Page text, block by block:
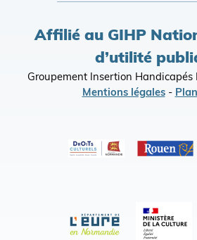
Affilié au GIHP
d’utilité
Groupement Insertion
Mentions légales-